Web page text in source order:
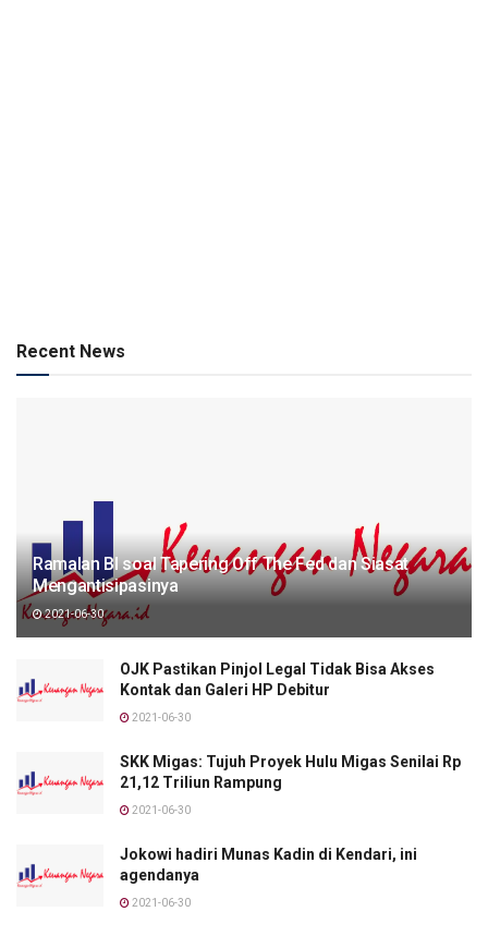
Recent News
Ramalan BI soal Tapering Off The Fed dan Siasat
Mengantisipasinya
2021-06-30
OJK Pastikan Pinjol Legal Tidak Bisa Akses
Kontak dan Galeri HP Debitur
2021-06-30
SKK Migas: Tujuh Proyek Hulu Migas Senilai Rp
21,12 Triliun Rampung
2021-06-30
Jokowi hadiri Munas Kadin di Kendari, ini
agendanya
2021-06-30